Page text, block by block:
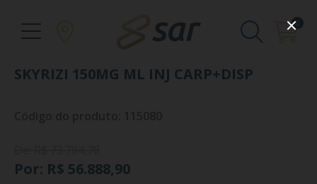
0
SKYRIZI 150MG ML INJ CARP+DISP
Por: R$ 56.888,90